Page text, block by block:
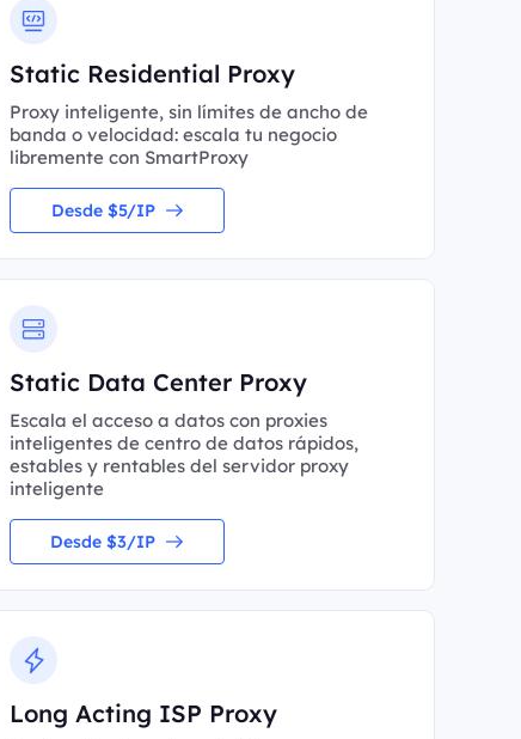
Static Residential Proxy
Proxy inteligente, sin límites de ancho de
banda o velocidad: escala tu negocio
libremente con SmartProxy
Desde $5/IP
Static Data Center Proxy
Escala el acceso a datos con proxies
inteligentes de centro de datos rápidos,
estables y rentables del servidor proxy
inteligente
Desde $3/IP
Long Acting ISP Proxy